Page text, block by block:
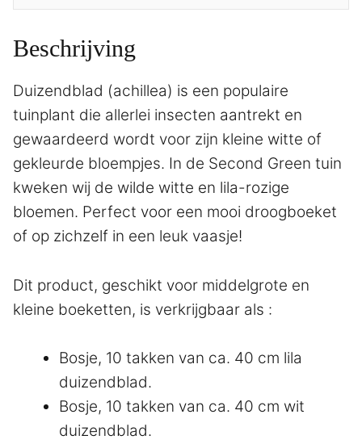
Beschrijving
Duizendblad (achillea) is een populaire
tuinplant die allerlei insecten aantrekt en
gewaardeerd wordt voor zijn kleine witte of
gekleurde bloempjes. In de Second Green tuin
kweken wij de wilde witte en lila-rozige
bloemen. Perfect voor een mooi droogboeket
of op zichzelf in een leuk vaasje!
Dit product, geschikt voor middelgrote en
kleine boeketten, is verkrijgbaar als :
Bosje, 10 takken van ca. 40 cm lila
duizendblad.
Bosje, 10 takken van ca. 40 cm wit
duizendblad.